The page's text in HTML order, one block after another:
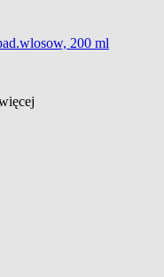
200 ml